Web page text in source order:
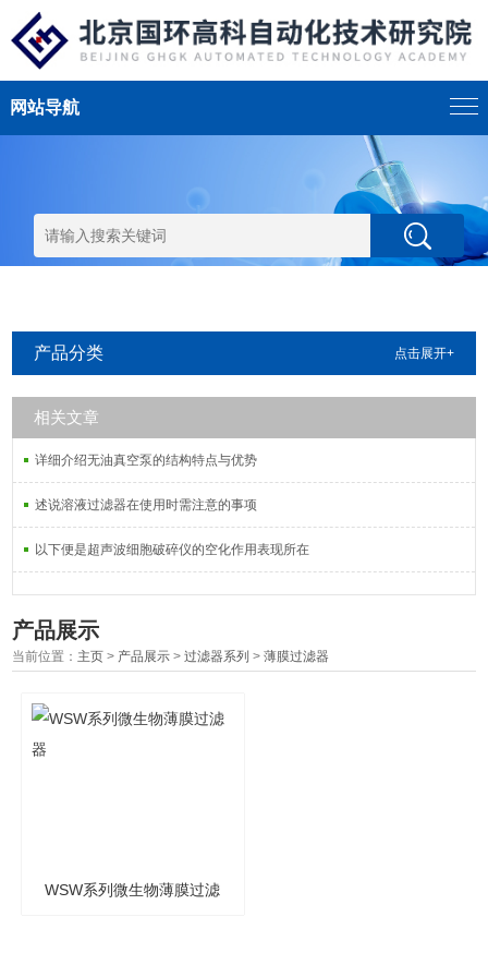
网站导航
产品分类 点击展开+
相关文章
详细介绍无油真空泵的结构特点与优势
述说溶液过滤器在使用时需注意的事项
以下便是超声波细胞破碎仪的空化作用表现所在
产品展示
当前位置： 主页 > 产品展示 >过滤器系列 >薄膜过滤器
WSW系列微生物薄膜过滤